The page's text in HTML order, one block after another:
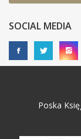
SOCIAL MEDIA
Poska